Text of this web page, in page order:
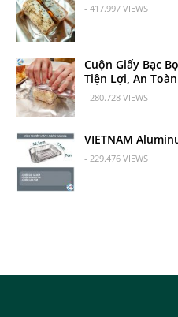
- 417.997 VIEWS
Cuộn Giấy Bạc
Tiện Lợi, An Toàn
- 280.728 VIEWS
VIETNAM
- 229.476 VIEWS